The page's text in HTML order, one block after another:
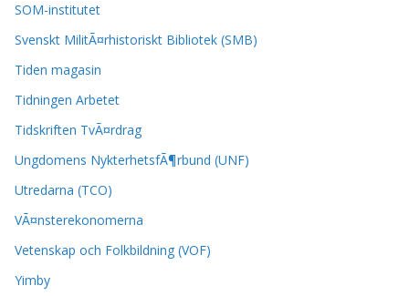
SOM-institutet
Svenskt MilitÃ¤rhistoriskt Bibliotek (SMB)
Tiden magasin
Tidningen Arbetet
Tidskriften TvÃ¤rdrag
Ungdomens NykterhetsfÃ¶rbund (UNF)
Utredarna (TCO)
VÃ¤nsterekonomerna
Vetenskap och Folkbildning (VOF)
Yimby